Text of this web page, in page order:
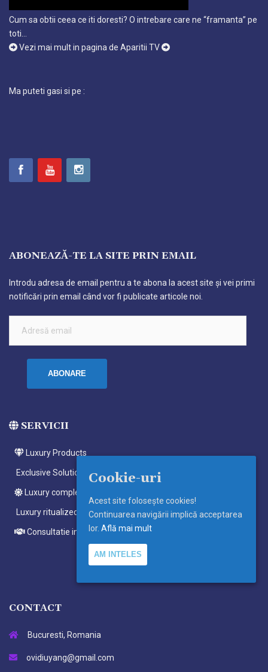
Cum sa obtii ceea ce iti doresti? O intrebare care ne “framanta” pe
toti…
Vezi mai mult in pagina de Aparitii TV
Ma puteti gasi si pe :
ABONEAZĂ-TE LA SITE PRIN EMAIL
Introdu adresa de email pentru a te abona la acest site și vei primi
notificări prin email când vor fi publicate articole noi.
email
ABONARE
SERVICII
Luxury Products
Exclusive Solutions
Luxury complete ritualized meditations
Luxury ritualized meditations
Consultatie individuala
CONTACT
Bucuresti, Romania
ovidiuyang@gmail.com
Cookie-uri
Acest site foloseşte cookies!
Continuarea navigării implică acceptarea
lor. Află mai mult
AM INTELES